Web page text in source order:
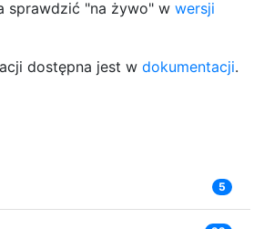
sprawdzić "na żywo" w wersji
dostępna jest w dokumentacji.
5